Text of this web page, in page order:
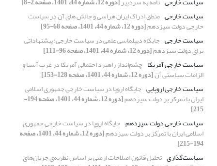
سیاست خارجی منطق ادراک ایران هراسی و چالش های آن در سیاست
خارجی دولت سیزدهم[دوره 12، شماره 44، 1401، صفحه 68-95]
سیاست خارجی جایگاه دیپلماسی علمی در سیاست خارجی: پیشنهاداتی
برای دولت سیزدهم[دوره 12، شماره 44، 1401، صفحه 96-111]
سیاست خارجی آمریکا چشم‌انداز راهبرد احتمالی آمریکا در غرب آسیا و
الزامات سیاستی آن[دوره 12، شماره 44، 1401، صفحه 128-153]
سیاست خارجی اروپایی جایگاه اروپا در سیاست خارجی جمهوری اسلامی
ایران با تمرکز بر دولت سیزدهم [دوره 12، شماره 44، 1401، صفحه 194-
215]
سیاست خارجی دولت سیزدهم جایگاه اروپا در سیاست خارجی جمهوری
اسلامی ایران با تمرکز بر دولت سیزدهم [دوره 12، شماره 44، 1401، صفحه
194-215]
سیاست‌گذاری تحلیل قانون اصلاحات ارضی بر اساس نظریه‌ی جریان‌های